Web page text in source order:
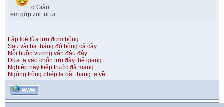
d Giàu
em gớp zui..ui ui
Lập loè lửa lựu đơm bông
Sau vài ba tháng đỏ hồng cả cây
Nỗi buồn vương vấn đâu đây
Đưa ta vào chốn lưu đày thế giang
Nghiệp này kiếp trước đã mang
Ngóng trông phép lạ bắt thang ta về
WWW